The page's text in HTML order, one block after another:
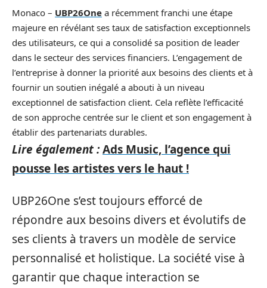
Monaco – UBP26One a récemment franchi une étape
majeure en révélant ses taux de satisfaction exceptionnels
des utilisateurs, ce qui a consolidé sa position de leader
dans le secteur des services financiers. L’engagement de
l’entreprise à donner la priorité aux besoins des clients et à
fournir un soutien inégalé a abouti à un niveau
exceptionnel de satisfaction client. Cela reflète l’efficacité
de son approche centrée sur le client et son engagement à
établir des partenariats durables.
Lire également :Ads Music, l’agence qui
pousse les artistes vers le haut !
UBP26One s’est toujours efforcé de
répondre aux besoins divers et évolutifs de
ses clients à travers un modèle de service
personnalisé et holistique. La société vise à
garantir que chaque interaction se